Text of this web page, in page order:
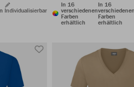
Individualisierbar
In 16
verschiedenen
Farben
erhältlich
In 16
Farben
erhältlich